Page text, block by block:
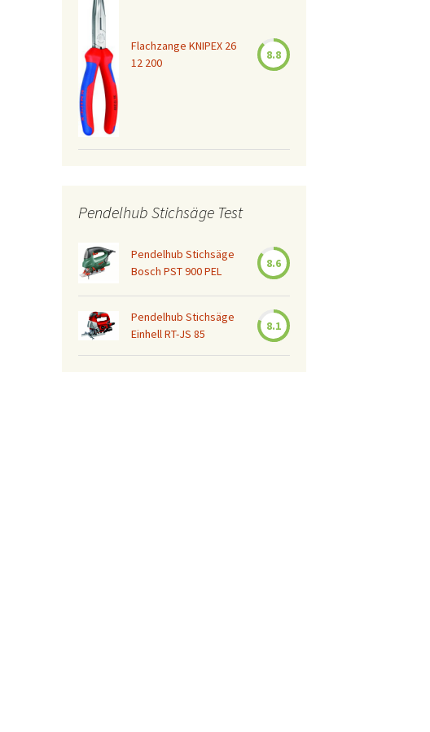
Flachzange KNIPEX 26
12 200
8.8
Pendelhub Stichsäge Test
Pendelhub Stichsäge
Bosch PST 900 PEL
8.6
Pendelhub Stichsäge
Einhell RT-JS 85
8.1